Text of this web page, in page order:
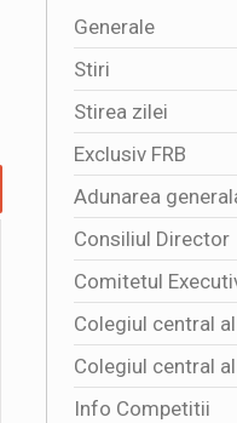
Danubius Arena din Tulcea
Generale
Stiri
Stirea zilei
Exclusiv FRB
Adunarea
Consiliul Director
Comitetul
Colegiul central
Colegiul central
Info Competitii